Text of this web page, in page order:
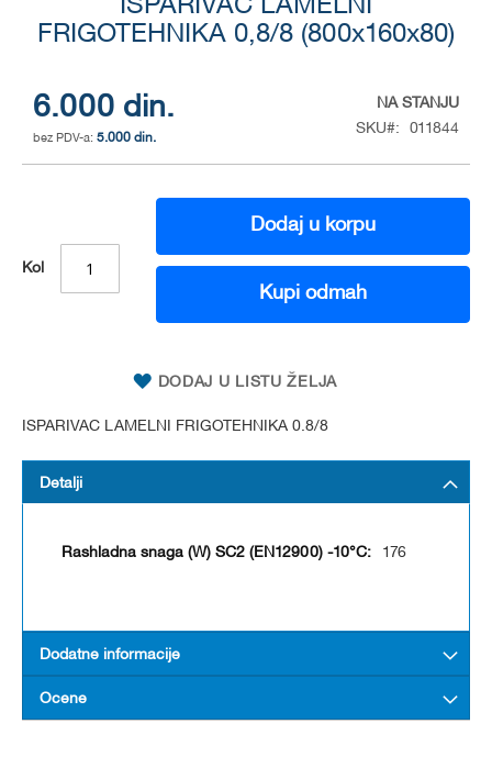
ISPARIVAC LAMELNI
FRIGOTEHNIKA 0,8/8 (800x160x80)
6.000 din.
5.000 din.
NA STANJU
SKU
011844
Kol
Dodaj u korpu
Kupi odmah
DODAJ U LISTU ŽELJA
ISPARIVAC LAMELNI FRIGOTEHNIKA 0.8/8
the
beginning
the
images
gallery
Detalji
176
Dodatne informacije
Ocene